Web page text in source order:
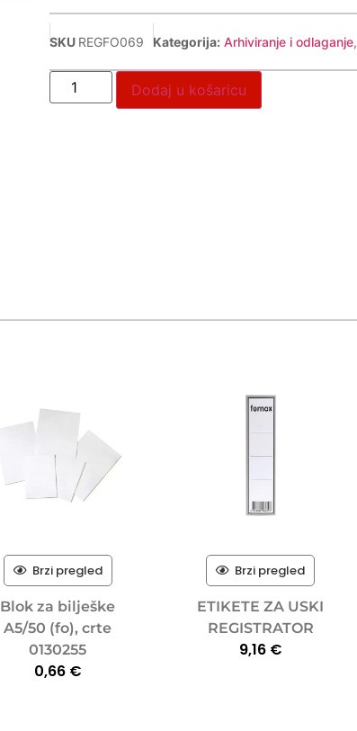
SKU REGFO069 Kategorija: Arhiviranje i odlaganje,
Dodaj u košaricu
Brzi pregled
Blok za bilješke
A5/50 (fo), crte
0130255
0,66 €
Brzi pregled
ETIKETE ZA USKI
REGISTRATOR
9,16 €